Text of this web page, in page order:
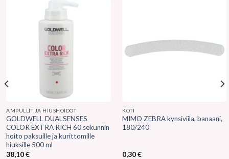
AMPULLIT JA HIUSHOIDOT
GOLDWELL DUALSENSES
COLOR EXTRA RICH 60 sekunnin
hoito paksuille ja kurittomille
hiuksille 500 ml
38,10€
KOTI
MIMO ZEBRA kynsiviila, banaani,
180/240
0,30€